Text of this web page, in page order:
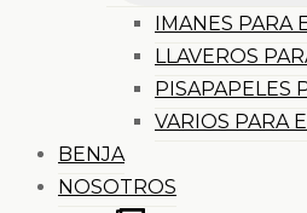
IMANES PARA
LLAVEROS
PISAPAPELES
VARIOS PARA
BENJA
NOSOTROS